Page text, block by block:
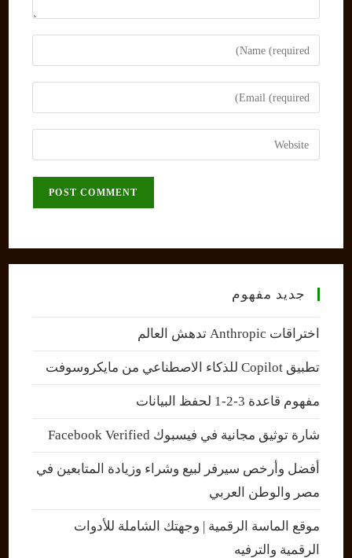
Enter
your
name
comment
Enter
your
email
address
Enter
your
جديد مفهوم
اختراقات Anthropic تدهش العالم
تطبيق Copilot للذكاء الاصطناعي من مايكروسوفت
مفهوم قاعدة 3-2-1 لحفظ البيانات
شارة توثيق مجانية في فيسبوك Facebook Verified
أفضل وأرخص سيرفر لبيع وشراء وزيادة المتابعين في
مصر والوطن العربي
موقع الماسة الرقمية | وجهتك الشاملة للأدوات
الرقمية والترفيه